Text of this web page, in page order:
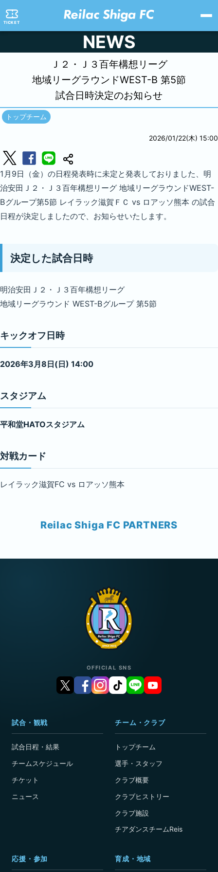
TICKET
NEWS
Ｊ２・Ｊ３百年構想リーグ
地域リーグラウンドWEST-B 第5節
試合日時決定のお知らせ
トップチーム
2026/01/22(木) 15:00
1月9日（金）の日程発表時に未定と発表しておりました、明
治安田Ｊ２・Ｊ３百年構想リーグ 地域リーグラウンドWEST-
Bグループ第5節 レイラック滋賀ＦＣ vs ロアッソ熊本 の試合
日程が決定しましたので、お知らせいたします。
決定した試合日時
明治安田Ｊ２・Ｊ３百年構想リーグ
地域リーグラウンド WEST-Bグループ 第5節
キックオフ日時
2026年3月8日(日) 14:00
スタジアム
平和堂HATOスタジアム
対戦カード
レイラック滋賀FC vs ロアッソ熊本
Reilac Shiga FC PARTNERS
OFFICIAL SNS
試合・観戦
試合日程・結果
チームスケジュール
チケット
ニュース
チーム・クラブ
トップチーム
選手・スタッフ
クラブ概要
クラブヒストリー
クラブ施設
チアダンスチームReis
応援・参加 育成・地域